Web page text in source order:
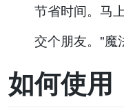
节省时间。马
交个朋友。"魔
如何使用